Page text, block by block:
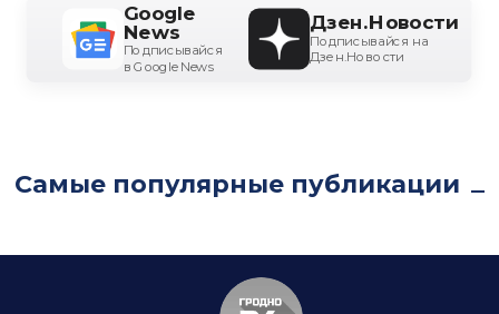
Google
News
Подписывайся
в Google News
Дзен.Новости
Подписывайся на
Дзен.Новости
Самые популярные публикации